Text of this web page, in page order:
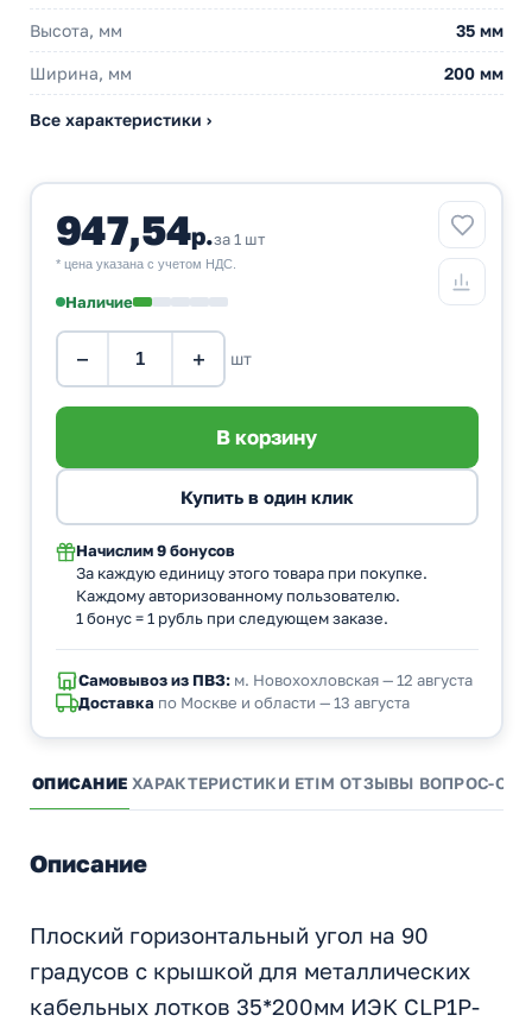
Высота, мм 35 мм
Ширина, мм 200 мм
Все характеристики ›
947,54р.за 1 шт
* цена указана с учетом НДС.
Наличие
− + шт
Начислим 9 бонусов
За каждую единицу этого товара при покупке.
Каждому авторизованному пользователю.
1 бонус = 1 рубль при следующем заказе.
Самовывоз из ПВЗ:м. Новохохловская — 12 августа
Доставка по Москве и области — 13 августа
ОПИСАНИЕ ХАРАКТЕРИСТИКИ ETIM ОТЗЫВЫ ВОПРОС-
Описание
Плоский горизонтальный угол на 90
градусов с крышкой для металлических
кабельных лотков 35*200мм ИЭК CLP1P-